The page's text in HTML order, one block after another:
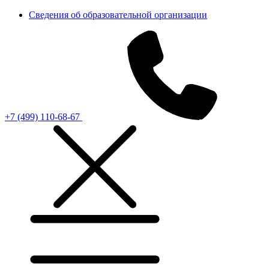
Сведения об образовательной организации
+7 (499) 110-68-67